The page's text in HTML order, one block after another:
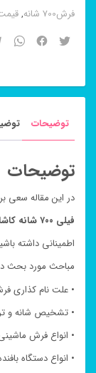
شانه
فرش700 شانه
,
توضیحات
توضیحات
در این مقاله سعی
فیلی ۷۰۰ شانه کاشان
اطمینانی داشته
مباحث مورد بحث
• علت نام کذاری فرش
• تشخیص شانه و
• انواع فرش ماشینی ۷۰۰
• انواع دستگاه